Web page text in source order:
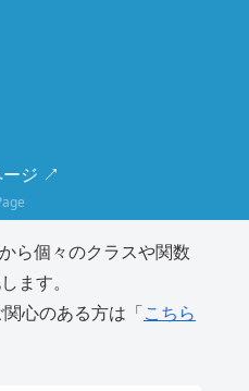
ージ ↗
ら個々のクラスや関数
ます。
心のある方は「 こちら